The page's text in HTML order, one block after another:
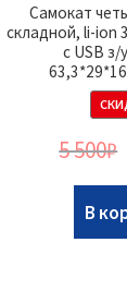
Самокат
складной, li-ion
с USB з/
5 500₽
В